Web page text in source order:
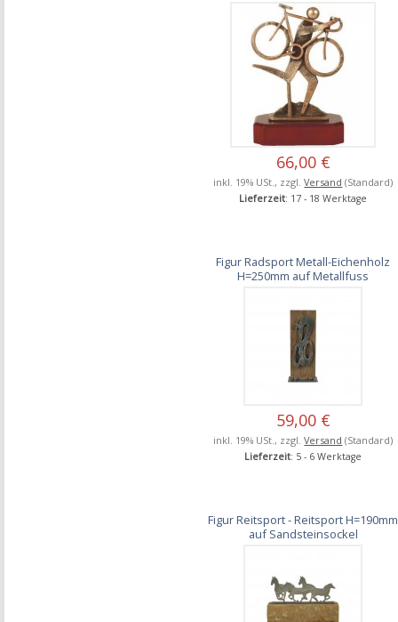
66,00 €
inkl. 19% USt., zzgl.Versand (Standard)
Lieferzeit: 17 - 18 Werktage
Figur Radsport Metall-Eichenholz
H=250mm auf Metallfuss
59,00 €
inkl. 19% USt., zzgl.Versand (Standard)
Lieferzeit: 5 - 6 Werktage
Figur Reitsport - Reitsport H=190mm
auf Sandsteinsockel